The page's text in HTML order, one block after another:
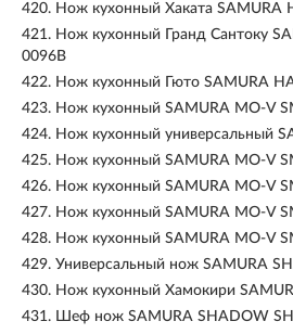
420. Нож кухонный Хаката SAMURA
421. Нож кухонный Гранд Сантоку
0096B
422. Нож кухонный Гюто SAMURA
423. Нож кухонный SAMURA MO-V
424. Нож кухонный универсальный
425. Нож кухонный SAMURA MO-V
426. Нож кухонный SAMURA MO-V
427. Нож кухонный SAMURA MO-V
428. Нож кухонный SAMURA MO-V
429. Универсальный нож SAMURA
430. Нож кухонный Хамокири
431. Шеф нож SAMURA SHADOW